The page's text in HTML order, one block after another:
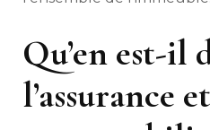
Qu’en est-il
l’assurance